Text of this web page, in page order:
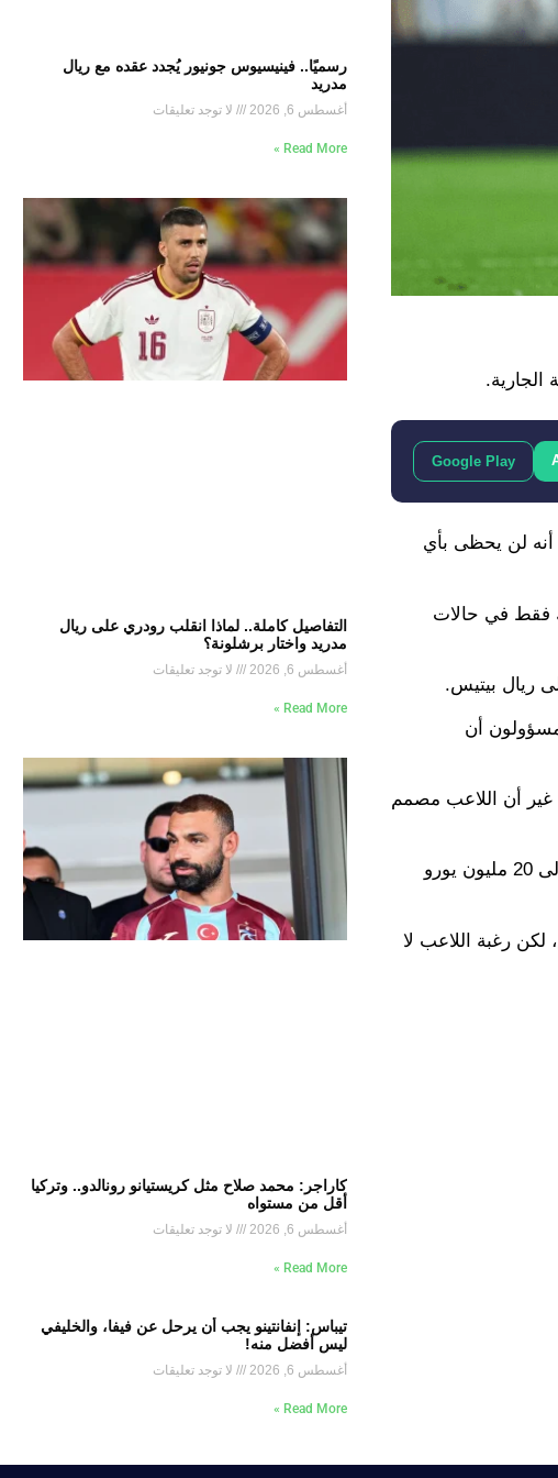
Google Play
أنه لن يحظى بأي
فقط في حالات
ريال بيتيس.
أن
غير أن اللاعب مصمم
ويُقال أن بيتيس لم يتخط عرضه 5 ملايين يورو لشراء سيبايوس، في حين أن ريال مدريد لا ينوي البيع بمبلغ أقل من 15 إلى 20 مليون يورو
رغبة اللاعب لا
رسميًا.. فينيسيوس جونيور يُجدد عقده مع ريال
مدريد
أغسطس 6, 2026 لا توجد تعليقات
Read More »
التفاصيل كاملة.. لماذا انقلب رودري على ريال
مدريد واختار برشلونة؟
أغسطس 6, 2026 لا توجد تعليقات
Read More »
كاراجر: محمد صلاح مثل كريستيانو رونالدو.. وتركيا
أقل من مستواه
أغسطس 6, 2026 لا توجد تعليقات
Read More »
تيباس: إنفانتينو يجب أن يرحل عن فيفا، والخليفي
ليس أفضل منه!
أغسطس 6, 2026 لا توجد تعليقات
Read More »